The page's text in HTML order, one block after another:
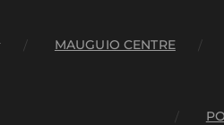
MAUGUIO CENTRE